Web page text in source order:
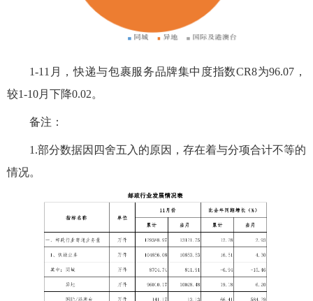
1-11月 ，快递与包裹服务品牌集中度指数CR8为96.07，
较1-10月下降0.02。
备注：
1.部分数据因四舍五入的原因，存在着与分项合计不等的
情况。